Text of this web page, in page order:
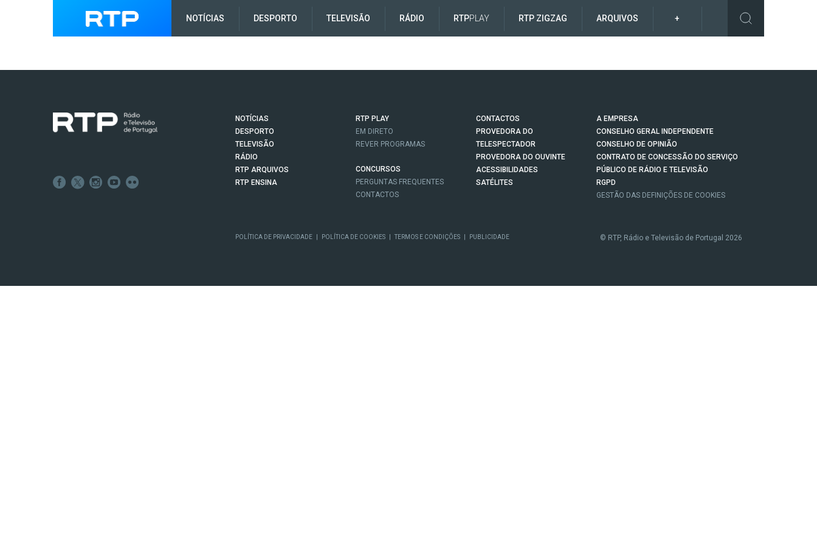
NOTÍCIAS DESPORTO TELEVISÃO RÁDIO RTPPLAY RTP ZIGZAG ARQUIVOS +
NOTÍCIAS
DESPORTO
TELEVISÃO
RÁDIO
RTP ARQUIVOS
RTP ENSINA
RTP PLAY
EM DIRETO
REVER PROGRAMAS
CONCURSOS
PERGUNTAS FREQUENTES
CONTACTOS
CONTACTOS
PROVEDORA DO
TELESPECTADOR
PROVEDORA DO OUVINTE
ACESSIBILIDADES
SATÉLITES
A EMPRESA
CONSELHO GERAL INDEPENDENTE
CONSELHO DE OPINIÃO
CONTRATO DE CONCESSÃO DO SERVIÇO
PÚBLICO DE RÁDIO E TELEVISÃO
RGPD
GESTÃO DAS DEFINIÇÕES DE COOKIES
POLÍTICA DE PRIVACIDADE POLÍTICA DE COOKIES TERMOS E CONDIÇÕES PUBLICIDADE © RTP, Rádio e Televisão de Portugal 2026